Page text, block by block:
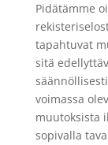
Pidätämme
tapahtuvat
sitä
voimassa
muutoksista
sopivalla